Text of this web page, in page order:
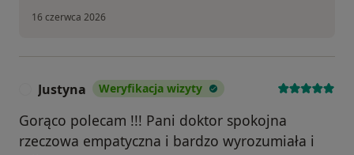
16 czerwca 2026
Justyna Weryfikacja wizyty
Gorąco polecam !!! Pani doktor spokojna
rzeczowa empatyczna i bardzo wyrozumiała i